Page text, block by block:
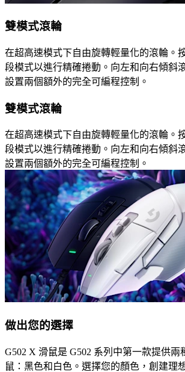
雙模式滾輪
在超高速模式下自由旋轉輕量化的滾輪。
段模式以進行精確捲動。向左和向右傾斜
設置兩個額外的完全可編程控制。
雙模式滾輪
在超高速模式下自由旋轉輕量化的滾輪。
段模式以進行精確捲動。向左和向右傾斜
設置兩個額外的完全可編程控制。
做出您的選擇
G502 X 滑鼠是 G502 系列中第一款提供兩
鼠：黑色和白色。選擇您的顏色，創建理